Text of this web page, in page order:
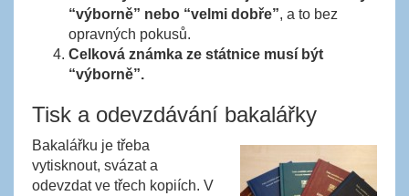
“výborně” nebo “velmi dobře”, a to bez
opravných pokusů.
Celková známka ze státnice musí být
“výborně”.
Tisk a odevzdávání bakalářky
Bakalářku je třeba
vytisknout, svázat a
odevzdat ve třech kopiích. V